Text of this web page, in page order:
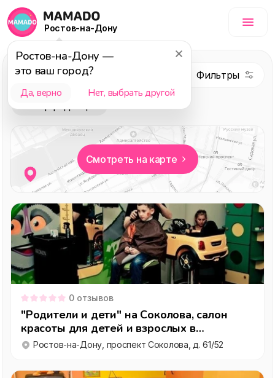
Ростов-на-Дону
Ростов-на-Дону —
это ваш город?
Да, верно Нет, выбрать другой
Салоны и
парикмахерские
Смотреть на карте
0 отзывов
"Родители и дети" на Соколова, салон
красоты для детей и взрослых в
Кировском районе, Ростов-на-Дону
Ростов-на-Дону, проспект Соколова, д. 61/52